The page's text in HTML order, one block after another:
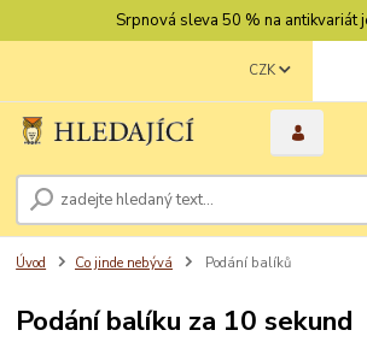
Srpnová sleva 50 % na antikvariát
CZK
Úvod Co jinde nebývá Podání balíků
Podání balíku za 10 sekund